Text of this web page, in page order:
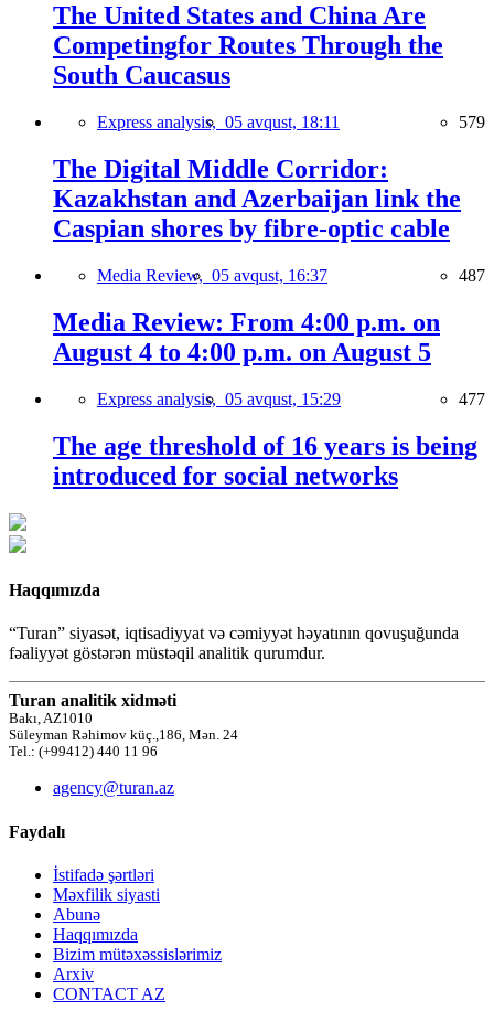
The United States and China Are
Competingfor Routes Through the
South Caucasus
Express analysis, 05 avqust, 18:11 579
The Digital Middle Corridor:
Kazakhstan and Azerbaijan link the
Caspian shores by fibre-optic cable
Media Review, 05 avqust, 16:37 487
Media Review: From 4:00 p.m. on
August 4 to 4:00 p.m. on August 5
Express analysis, 05 avqust, 15:29 477
The age threshold of 16 years is being
introduced for social networks
Haqqımızda
“Turan” siyasət, iqtisadiyyat və cəmiyyət həyatının qovuşuğunda
fəaliyyət göstərən müstəqil analitik qurumdur.
Turan analitik xidməti
Bakı, AZ1010
Süleyman Rəhimov küç.,186, Mən. 24
Tel.: (+99412) 440 11 96
agency@turan.az
Faydalı
İstifadə şərtləri
Məxfilik siyasti
Abunə
Haqqımızda
Bizim mütəxəssislərimiz
Arxiv
CONTACT AZ